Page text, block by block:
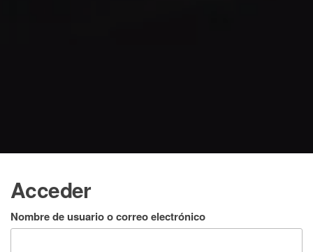
Acceder
Nombre de usuario o correo electrónico